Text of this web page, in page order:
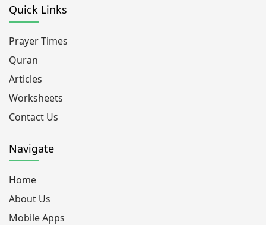
Quick Links
Prayer Times
Quran
Articles
Worksheets
Contact Us
Navigate
Home
About Us
Mobile Apps